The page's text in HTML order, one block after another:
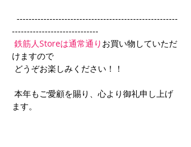
------------------------------------------------------
-----------------------------
鉄筋人Storeは通常通り お買い物していただ
けますので
どうぞお楽しみください！！
本年もご愛顧を賜り、心より御礼申し上げ
ます。